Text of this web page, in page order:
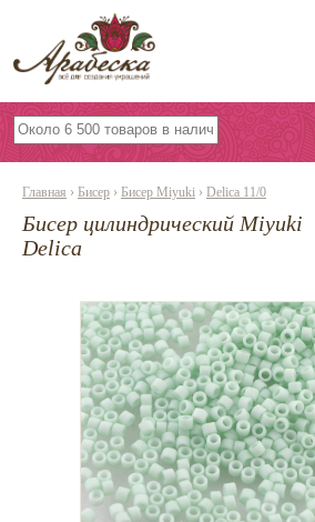
Бусины, подвески, декор
Бисер
Фурнитура
Инструменты и материалы
Эпоксидная смола
Шнуры, ленты, нитки
По темам и сезонам
Бисер TOHO
Главная › Бисер › Бисер Miyuki › Delica 11/0
Бисер цилиндрический Miyuki
Delica